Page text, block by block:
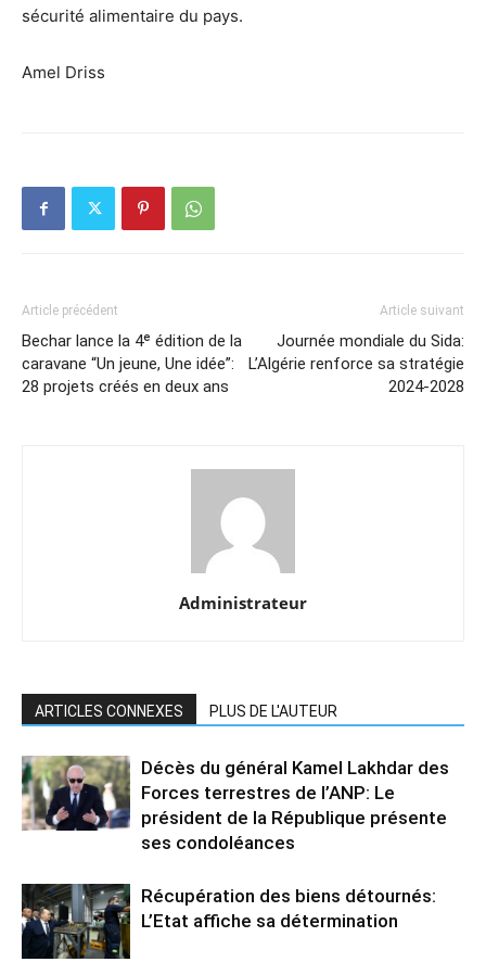
sécurité alimentaire du pays.
Amel Driss
Article précédent
Bechar lance la 4ᵉ édition de la
caravane “Un jeune, Une idée”:
28 projets créés en deux ans
Article suivant
Journée mondiale du Sida:
L’Algérie renforce sa stratégie
2024-2028
Administrateur
ARTICLES CONNEXES PLUS DE L'AUTEUR
Décès du général Kamel Lakhdar des
Forces terrestres de l’ANP: Le
président de la République présente
ses condoléances
Récupération des biens détournés:
L’Etat affiche sa détermination